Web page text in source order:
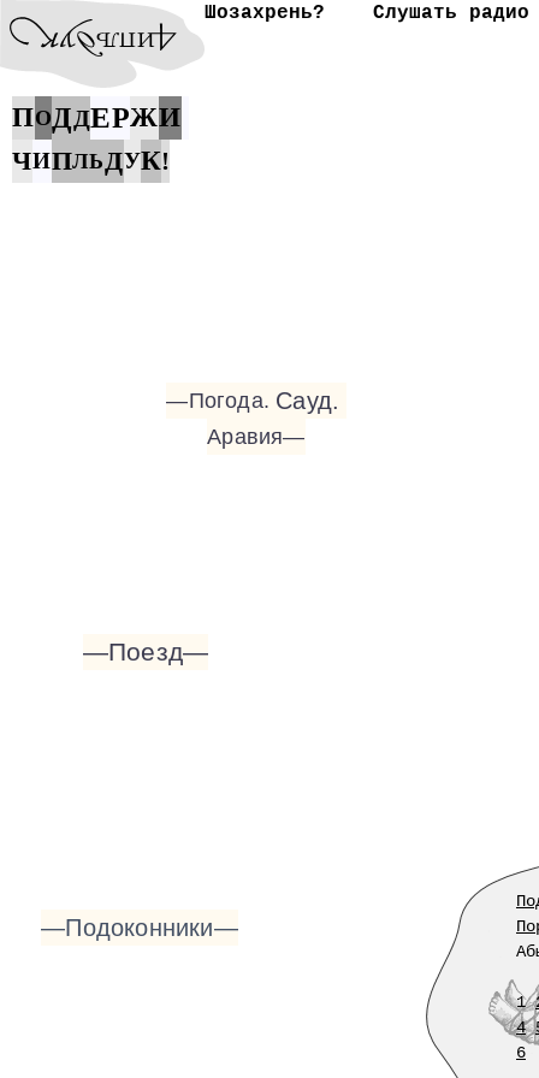
Шозахрень? Слушать радио
ПОДДЕРЖИ
ЧИПЛЬДУК!
1
4
6
—Поезд—
—Погода. Сауд.
Аравия—
—Подоконники—